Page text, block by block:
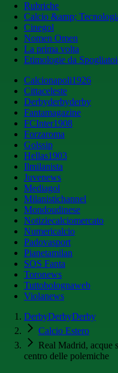
Rubriche
Calcio &amp;
Cinegol
Nomen Omen
La prima volta
Etimologie da
Calcionapoli1926
Cittaceleste
Derbyderbyderby
Fantamagazine
FCInter1908
Forzaroma
Golssip
Hellas1903
Ilmilanista
Juvenews
Mediagol
Milanistichannel
Mondoudinese
Notiziecalciomercato
Numericalcio
Padovasport
Pianetamilan
SOS Fanta
Toronews
Tuttobolognaweb
Violanews
DerbyDerbyDerby
Calcio Estero
Real Madrid, acque
centro delle polemiche